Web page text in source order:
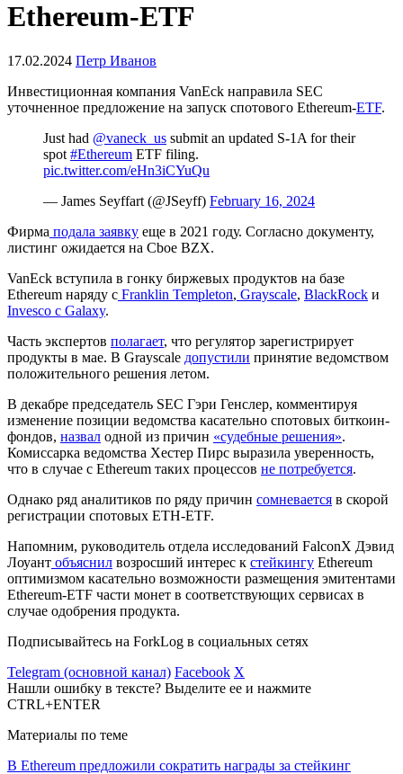
Ethereum-ETF
17.02.2024 Петр Иванов
Инвестиционная компания VanEck направила SEC
уточненное предложение на запуск спотового Ethereum-ETF.
Just had @vaneck_us submit an updated S-1A for their
spot #Ethereum ETF filing.
pic.twitter.com/eHn3iCYuQu
— James Seyffart (@JSeyff) February 16, 2024
Фирма подала заявку еще в 2021 году. Согласно документу,
листинг ожидается на Cboe BZX.
VanEck вступила в гонку биржевых продуктов на базе
Ethereum наряду с Franklin Templeton, Grayscale, BlackRock и
Invesco c Galaxy.
Часть экспертов полагает, что регулятор зарегистрирует
продукты в мае. В Grayscale допустили принятие ведомством
положительного решения летом.
В декабре председатель SEC Гэри Генслер, комментируя
изменение позиции ведомства касательно спотовых биткоин-
фондов, назвал одной из причин «судебные решения».
Комиссарка ведомства Хестер Пирс выразила уверенность,
что в случае с Ethereum таких процессов не потребуется.
Однако ряд аналитиков по ряду причин сомневается в скорой
регистрации спотовых ETH-ETF.
Напомним, руководитель отдела исследований FalconX Дэвид
Лоуант объяснил возросший интерес к стейкингу Ethereum
оптимизмом касательно возможности размещения эмитентами
Ethereum-ETF части монет в соответствующих сервисах в
случае одобрения продукта.
Подписывайтесь на ForkLog в социальных сетях
Telegram (основной канал) Facebook X
Нашли ошибку в тексте? Выделите ее и нажмите
CTRL+ENTER
Материалы по теме
В Ethereum предложили сократить награды за стейкинг